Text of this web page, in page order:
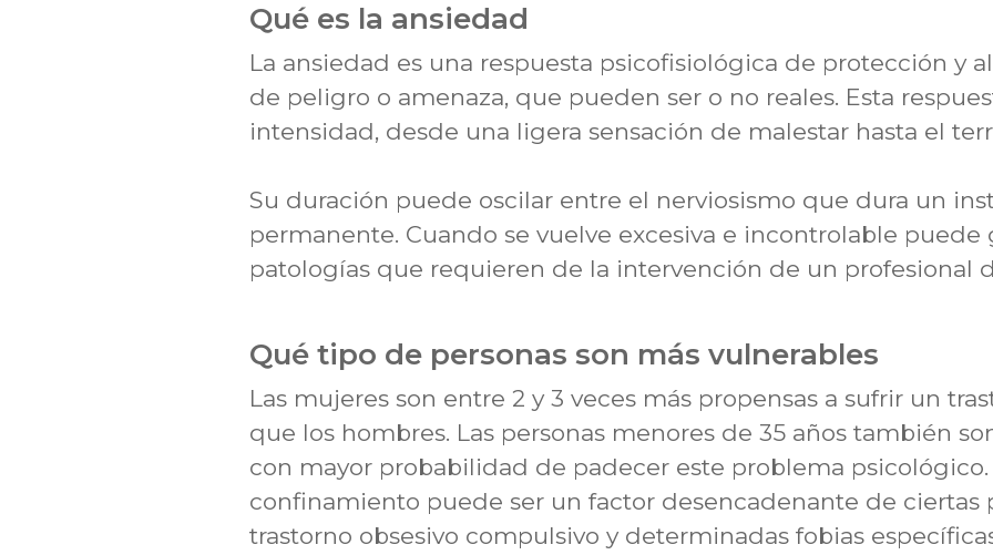
Qué es la ansiedad
La ansiedad es una respuesta psicofisiológica de protección y
de peligro o amenaza, que pueden ser o no reales. Esta
intensidad, desde una ligera sensación de malestar hasta el
Su duración puede oscilar entre el nerviosismo que dura un
permanente. Cuando se vuelve excesiva e incontrolable puede
patologías que requieren de la intervención de un profesional
Qué tipo de personas son más vulnerables
Las mujeres son entre 2 y 3 veces más propensas a sufrir un
que los hombres. Las personas menores de 35 años también
con mayor probabilidad de padecer este problema psicológico.
confinamiento puede ser un factor desencadenante de ciertas
trastorno obsesivo compulsivo y determinadas fobias